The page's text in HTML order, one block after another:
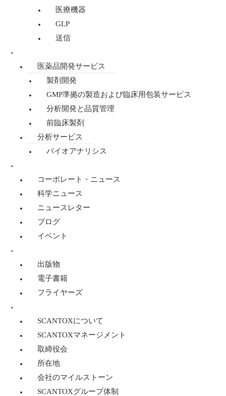
医療機器
GLP
送信
医薬品開発サービス
製剤開発
GMP準拠の製造および臨床用包装サービス
分析開発と品質管理
前臨床製剤
分析サービス
バイオアナリシス
コーポレート・ニュース
科学ニュース
ニュースレター
ブログ
イベント
出版物
電子書籍
フライヤーズ
SCANTOXについて
SCANTOXマネージメント
取締役会
所在地
会社のマイルストーン
SCANTOXグループ体制